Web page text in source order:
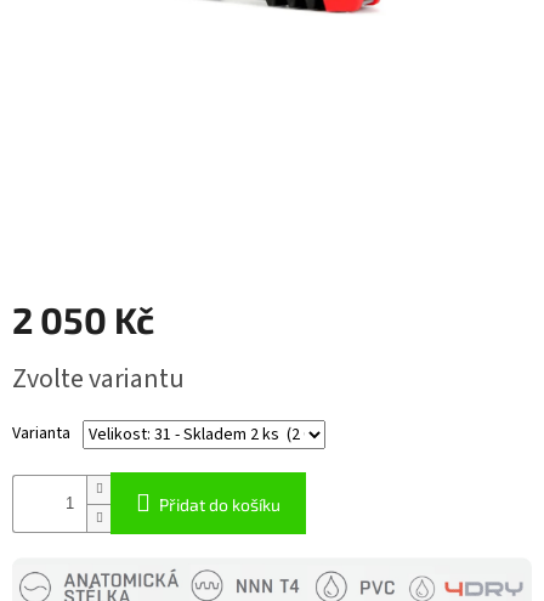
2 050 Kč
cena:
Zvolte variantu
Varianta
Přidat do košíku